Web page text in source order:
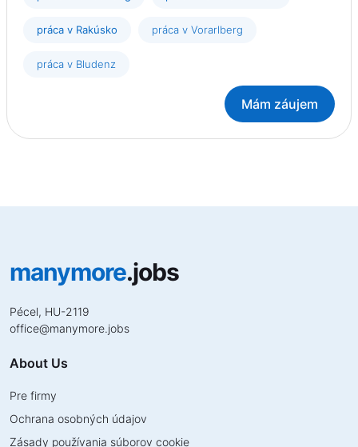
práca v Rakúsko práca v Vorarlberg
práca v Bludenz
Mám záujem
manymore.jobs
Pécel, HU-2119
office@manymore.jobs
About Us
Pre firmy
Ochrana osobných údajov
Zásady používania súborov cookie